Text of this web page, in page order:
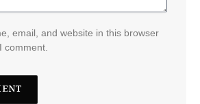
email, and website in this browser
comment.